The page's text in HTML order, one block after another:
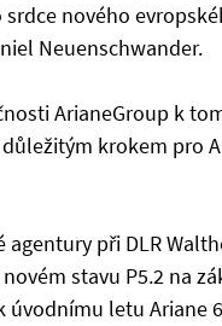
nového
Neuenschwander.
ArianeGroup k
krokem pro
agentury při DLR
stavu P5.2 na
letu Ariane